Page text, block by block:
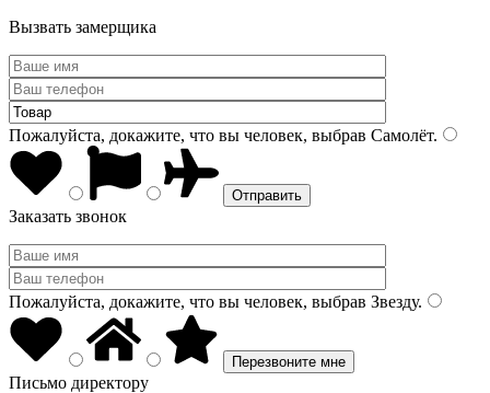
Вызвать замерщика
Пожалуйста, докажите, что вы человек, выбрав Самолёт.
Заказать звонок
Пожалуйста, докажите, что вы человек, выбрав Звезду.
Письмо директору